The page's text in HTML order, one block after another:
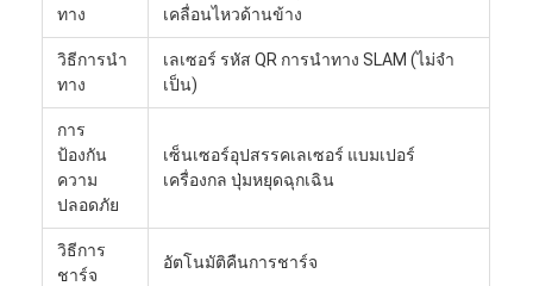
ทาง
เคลื่อนไหวด้านข้าง
วิธีการนํา
ทาง
เลเซอร์ รหัส QR การนําทาง SLAM (ไม่จํา
เป็น)
การ
ป้องกัน
ความ
ปลอดภัย
เซ็นเซอร์อุปสรรคเลเซอร์ แบมเปอร์
เครื่องกล ปุ่มหยุดฉุกเฉิน
วิธีการ
ชาร์จ
อัตโนมัติคืนการชาร์จ